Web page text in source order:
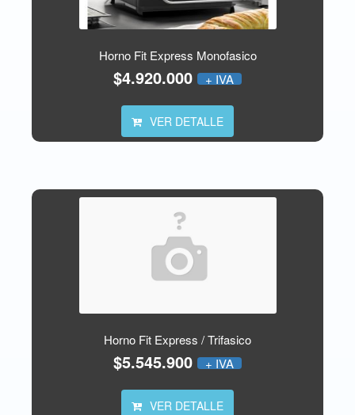
Horno Fit Express Monofasico
$4.920.000 + IVA
VER DETALLE
Horno Fit Express / Trifasico
$5.545.900 + IVA
VER DETALLE